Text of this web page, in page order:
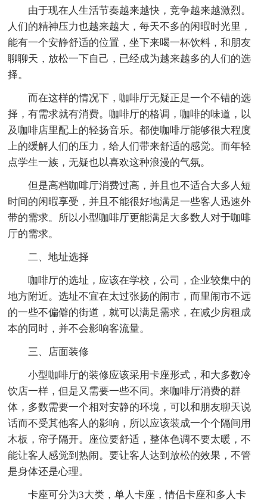
由于现在人生活节奏越来越快，竞争越来越激烈。
人们的精神压力也越来越大，每天不多的闲暇时光里，
能有一个安静舒适的位置，坐下来喝一杯饮料，和朋友
聊聊天，放松一下自己，已经成为越来越多的人们的选
择。
而在这样的情况下，咖啡厅无疑正是一个不错的选
择，有需求就有消费。咖啡厅的格调，咖啡的味道，以
及咖啡店里配上的轻扬音乐。都使咖啡厅能够很大程度
上的缓解人们的压力，给人们带来舒适的感觉。而年轻
点学生一族，无疑也以喜欢这种浪漫的气氛。
但是高档咖啡厅消费过高，并且也不适合大多人短
时间的闲暇享受，并且不能很好地满足一些客人迅速外
带的需求。所以小型咖啡厅更能满足大多数人对于咖啡
厅的需求。
二、地址选择
咖啡厅的选址，应该在学校，公司，企业较集中的
地方附近。选址不宜在太过张扬的闹市，而里闹市不远
的一些不偏僻的街道，就可以满足需求，在减少房租成
本的同时，并不会影响客流量。
三、店面装修
小型咖啡厅的装修应该采用卡座形式，和大多数冷
饮店一样，但是又需要一些不同。来咖啡厅消费的群
体，多数需要一个相对安静的环境，可以和朋友聊天说
话而不受其他客人的影响，所以应该装成一个个隔间用
木板，帘子隔开。座位要舒适，整体色调不要太暖，不
能让客人感觉到热闹。要让客人达到放松的效果，不管
是身体还是心理。
卡座可分为3大类，单人卡座，情侣卡座和多人卡